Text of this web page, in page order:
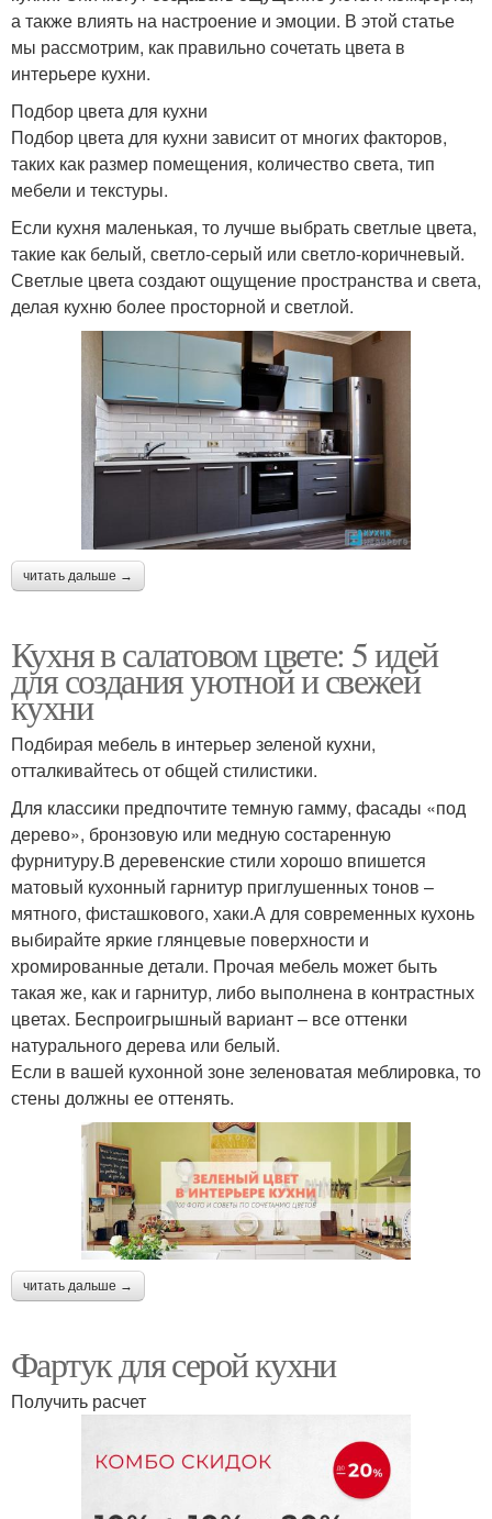
а также влиять на настроение и эмоции. В этой статье
мы рассмотрим, как правильно сочетать цвета в
интерьере кухни.
Подбор цвета для кухни
Подбор цвета для кухни зависит от многих факторов,
таких как размер помещения, количество света, тип
мебели и текстуры.
Если кухня маленькая, то лучше выбрать светлые цвета,
такие как белый, светло-серый или светло-коричневый.
Светлые цвета создают ощущение пространства и света,
делая кухню более просторной и светлой.
читать дальше →
Кухня в салатовом цвете: 5 идей
для создания уютной и свежей
кухни
Подбирая мебель в интерьер зеленой кухни,
отталкивайтесь от общей стилистики.
Для классики предпочтите темную гамму, фасады «под
дерево», бронзовую или медную состаренную
фурнитуру.В деревенские стили хорошо впишется
матовый кухонный гарнитур приглушенных тонов –
мятного, фисташкового, хаки.А для современных кухонь
выбирайте яркие глянцевые поверхности и
хромированные детали. Прочая мебель может быть
такая же, как и гарнитур, либо выполнена в контрастных
цветах. Беспроигрышный вариант – все оттенки
натурального дерева или белый.
Если в вашей кухонной зоне зеленоватая меблировка, то
стены должны ее оттенять.
читать дальше →
Фартук для серой кухни
Получить расчет